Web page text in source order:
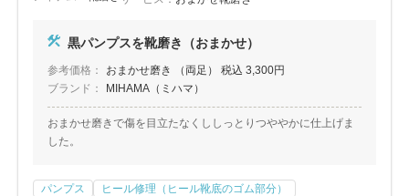
黒パンプスを靴磨き（おまかせ）
参考価格：
おまかせ磨き （両足） 税込 3,300円
ブランド：
MIHAMA（ミハマ）
おまかせ磨きで傷を目立たなくししっとりつややかに仕上げま
した。
パンプス
ヒール修理（ヒール靴底のゴム部分）